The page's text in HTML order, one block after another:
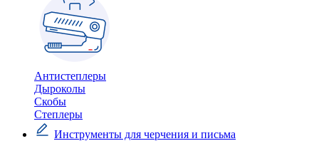
Антистеплеры
Дыроколы
Скобы
Степлеры
Инструменты для черчения и письма